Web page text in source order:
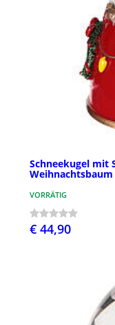
Schneekugel mit
VORRÄTIG
€ 44,90